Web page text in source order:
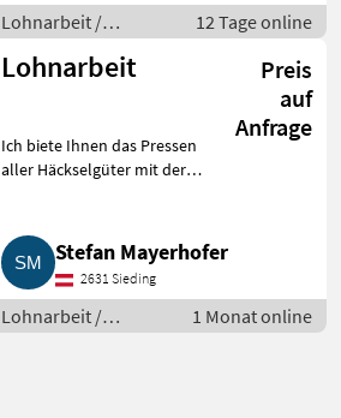
Lohnarbeit /
Maisballen pressen
12 Tage online
Lohnarbeit
Preis
auf
Anfrage
Ich biete Ihnen das Pressen
aller Häckselgüter mit der
Jaguar 870 mit 3 m Pick-up und
6-reihigem Maisgebiss an. In N
Stefan Mayerhofer
2631 Sieding
Lohnarbeit /
Maisballen pressen
1 Monat online